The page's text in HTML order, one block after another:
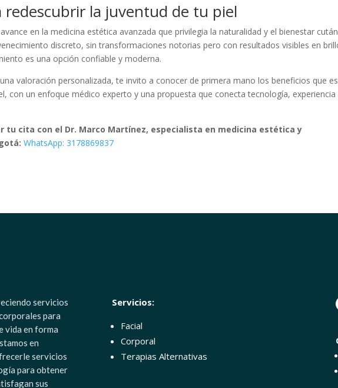
redescubrir la juventud de tu piel
en la medicina estética avanzada que privilegia la naturalidad y el bienestar
discreto, sin transformaciones notorias pero con resultados visibles en
es una opción confiable y moderna.
valoración personalizada, te invito a conocer de primera mano los beneficios que
con un enfoque médico experto y una propuesta que conecta tecnología, experiencia
tu cita con el Dr. Marco Martínez, especialista en medicina estética y
WhatsApp: 3178869837
servicios
para
vida en forma
en
servicios
para obtener
sus
Servicios:
Facial
Corporal
Terapias Alternativas